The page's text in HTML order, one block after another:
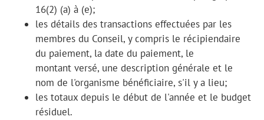
16(2) (a) à (e);
les détails des transactions effectuées par les
membres du Conseil, y compris le récipiendaire
du paiement, la date du paiement, le
montant versé, une description générale et le
nom de l'organisme bénéficiaire, s'il y a lieu;
les totaux depuis le début de l'année et le budget
résiduel.